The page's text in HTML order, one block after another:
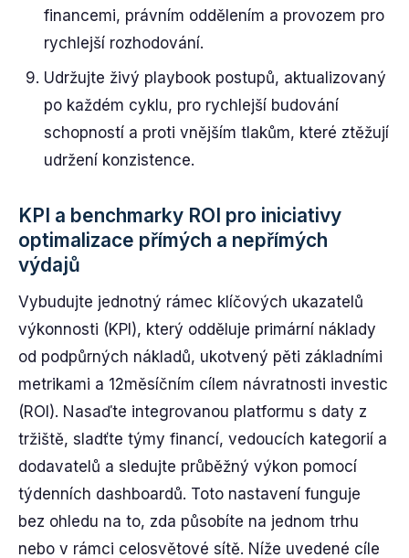
financemi, právním oddělením a provozem pro
rychlejší rozhodování.
Udržujte živý playbook postupů, aktualizovaný
po každém cyklu, pro rychlejší budování
schopností a proti vnějším tlakům, které ztěžují
udržení konzistence.
KPI a benchmarky ROI pro iniciativy
optimalizace přímých a nepřímých
výdajů
Vybudujte jednotný rámec klíčových ukazatelů
výkonnosti (KPI), který odděluje primární náklady
od podpůrných nákladů, ukotvený pěti základními
metrikami a 12měsíčním cílem návratnosti investic
(ROI). Nasaďte integrovanou platformu s daty z
tržiště, sladťte týmy financí, vedoucích kategorií a
dodavatelů a sledujte průběžný výkon pomocí
týdenních dashboardů. Toto nastavení funguje
bez ohledu na to, zda působíte na jednom trhu
nebo v rámci celosvětové sítě. Níže uvedené cíle